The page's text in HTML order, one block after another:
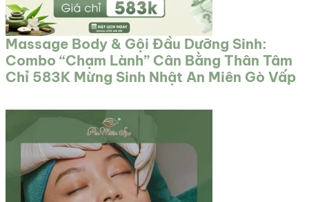
Massage Body & Gội Đầu Dưỡng Sinh:
Combo “Chạm Lành” Cân Bằng Thân Tâm
Chỉ 583K Mừng Sinh Nhật An Miên Gò Vấp